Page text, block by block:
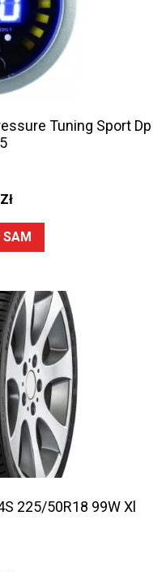
Tuning Sport Dp
Zł
225/50R18 99W Xl